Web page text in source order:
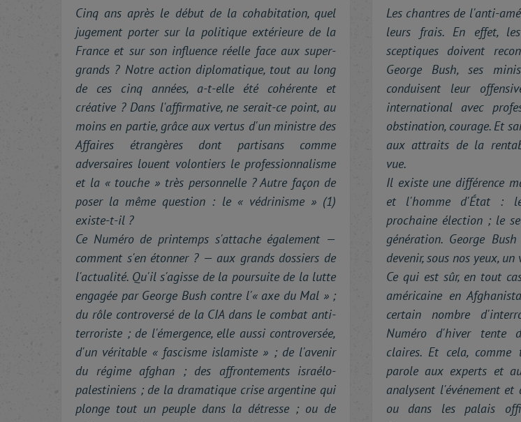
Cinq ans après le début de la cohabitation, quel
jugement porter sur la politique extérieure de la
France et sur son influence réelle face aux super-
grands ? Notre action diplomatique, tout au long
de ces cinq années, a-t-elle été cohérente et
créative ? Dans l'affirmative, ne serait-ce point, au
moins en partie, grâce aux vertus d'un ministre des
Affaires étrangères dont partisans comme
adversaires louent volontiers le professionnalisme
et la « touche » très personnelle ? Autre façon de
poser la même question : le « védrinisme » (1)
existe-t-il ?
Ce Numéro de printemps s'attache également —
comment s'en étonner ? — aux grands dossiers de
l'actualité. Qu'il s'agisse de la poursuite de la lutte
engagée par George Bush contre l'« axe du Mal » ;
du rôle controversé de la CIA dans le combat anti-
terroriste ; de l'émergence, elle aussi controversée,
d'un véritable « fascisme islamiste » ; de l'avenir
du régime afghan ; des affrontements israélo-
palestiniens ; de la dramatique crise argentine qui
plonge tout un peuple dans la détresse ; ou de
Les chantres de l'anti-
leurs frais. En effet,
sceptiques doivent
George Bush, ses
conduisent leur
international avec
obstination, courage. Et
aux attraits de la
vue.
Il existe une différence
et l'homme d'État :
prochaine élection ; le
génération. George
devenir, sous nos yeux,
Ce qui est sûr, en tout
américaine en
certain nombre
Numéro d'hiver tente
claires. Et cela,
parole aux experts et
analysent l'événement
ou dans les palais